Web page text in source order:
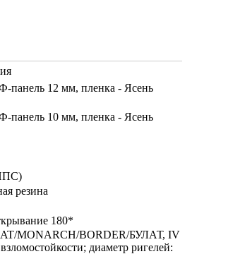
панель 12 мм, пленка - Ясень
панель 10 мм, пленка - Ясень
резина
180*
MONARCH/BORDER/БУЛАТ, IV
диаметр ригелей: